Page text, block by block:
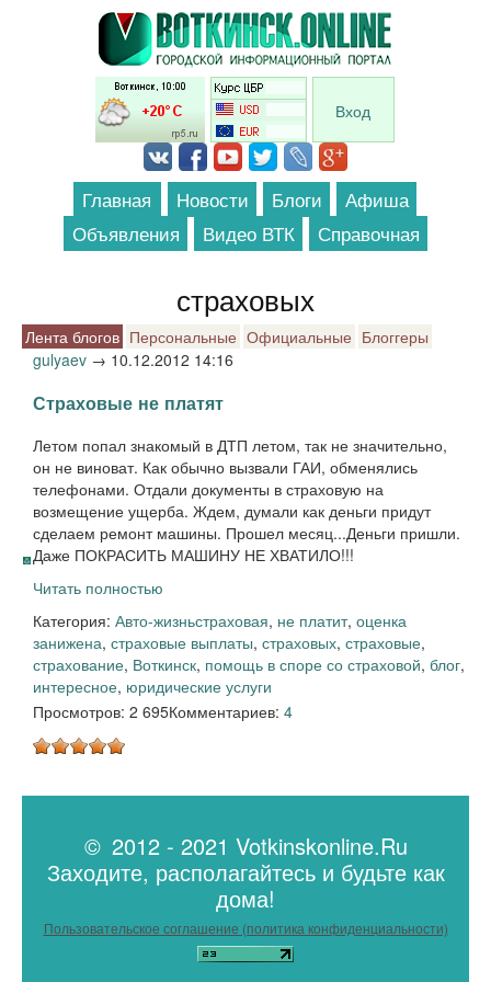
Перейти к основному содержанию
Вход
Главная Новости Блоги
Афиша
Объявления
Видео ВТК Справочная
страховых
Лента блогов Персональные Официальные Блоггеры
gulyaev → 10.12.2012 14:16
Страховые не платят
Летом попал знакомый в ДТП летом, так не значительно,
он не виноват. Как обычно вызвали ГАИ, обменялись
телефонами. Отдали документы в страховую на
возмещение ущерба. Ждем, думали как деньги придут
сделаем ремонт машины. Прошел месяц...Деньги пришли.
Даже ПОКРАСИТЬ МАШИНУ НЕ ХВАТИЛО!!!
Читать полностью
Категория: Авто-жизньстраховая, не платит, оценка
занижена, страховые выплаты, страховых, страховые,
страхование, Воткинск, помощь в споре со страховой, блог,
интересное, юридические услуги
Просмотров: 2 695Комментариев: 4
© 2012 - 2021 Votkinskonline.Ru
Заходите, располагайтесь и будьте как
дома!
Пользовательское соглашение (политика конфиденциальности)